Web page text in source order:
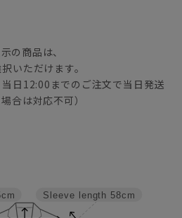
の商品は、
いただけます。
日12:00までのご注文で当日発送
合は対応不可）
Sleeve length 58cm